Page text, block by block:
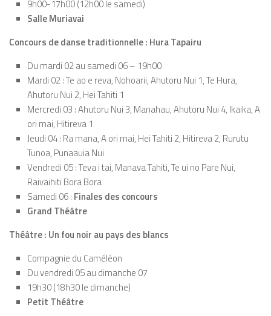
9h00-17h00 (12h00 le samedi)
Salle Muriavai
Concours de danse traditionnelle : Hura Tapairu
Du mardi 02 au samedi 06 – 19h00
Mardi 02 : Te ao e reva, Nohoarii, Ahutoru Nui 1, Te Hura,
Ahutoru Nui 2, Hei Tahiti 1
Mercredi 03 : Ahutoru Nui 3, Manahau, Ahutoru Nui 4, Ikaika, A
ori mai, Hitireva 1
Jeudi 04 : Ra mana, A ori mai, Hei Tahiti 2, Hitireva 2, Rurutu
Tunoa, Punaauia Nui
Vendredi 05 : Teva i tai, Manava Tahiti, Te ui no Pare Nui,
Raivaihiti Bora Bora
Samedi 06 : Finales des concours
Grand Théâtre
Théâtre : Un fou noir au pays des blancs
Compagnie du Caméléon
Du vendredi 05 au dimanche 07
19h30 (18h30 le dimanche)
Petit Théâtre